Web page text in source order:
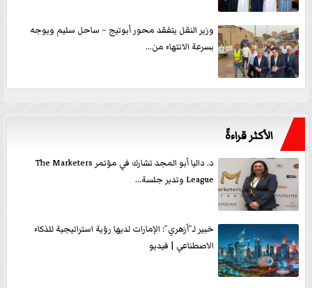
وزير النقل يتفقد محور أبوتيج – ساحل سليم ويوجه
بسرعة الانتهاء من...
الأكثر قراءةً
د. داليا أبو المجد تشارك في مؤتمر The Marketers
League وتدير جلسة...
خبير لـ”أزهري”: الإمارات لديها رؤية استراتيجية للذكاء
الاصطناعي | فيديو